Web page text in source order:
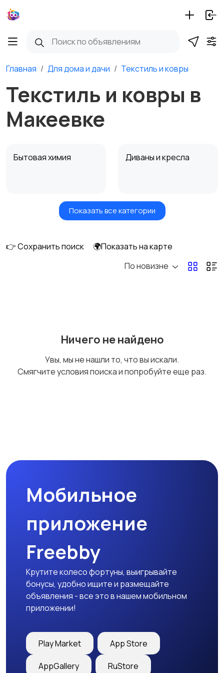
Главная Для дома и дачи Текстиль и ковры
Текстиль и ковры в
Макеевке
Бытовая химия Диваны и кресла
Кровати и матрасы Кухонные гарнитуры
Оформление
сигнализации
Столы и стулья Текстиль и ковры
Шкафы и комоды
Показать все категории
👉 Сохранить поиск
🌍Показать на карте
По новизне
Ничего не найдено
Увы, мы не нашли то, что вы искали.
Смягчите условия поиска и попробуйте еще раз.
Мобильное
приложение
Freebby
Крутите колесо фортуны, выигрывайте
бонусы, удобно ищите и размещайте
объявления - все это в нашем мобильном
приложении!
Play Market App Store
AppGallery RuStore